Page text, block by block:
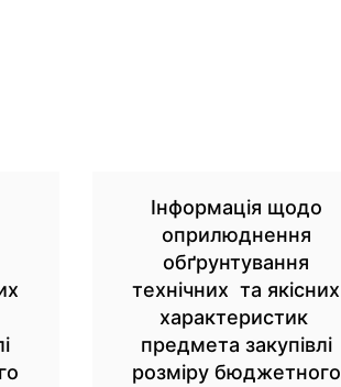
Інформація щодо
оприлюднення
обґрунтування
технічних та якісних
характеристик
предмета закупівлі
розміру бюджетного